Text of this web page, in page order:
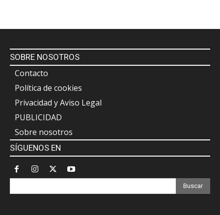
SOBRE NOSOTROS
Contacto
Política de cookies
Privacidad y Aviso Legal
PUBLICIDAD
Sobre nosotros
SÍGUENOS EN
Buscar